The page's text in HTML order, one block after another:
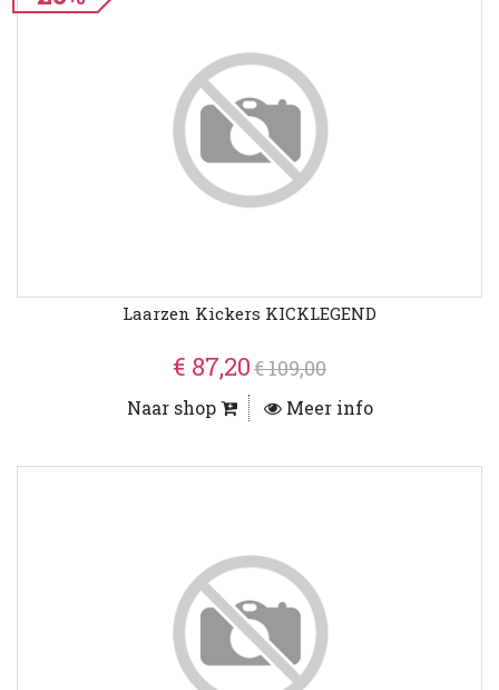
Laarzen Kickers KICKLEGEND
€ 87,20€ 109,00
Naar shop Meer info